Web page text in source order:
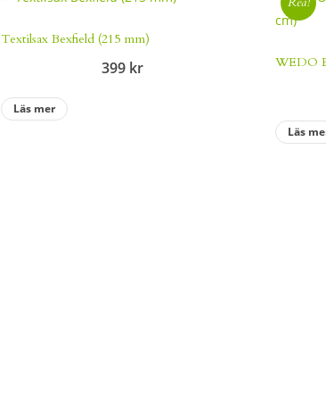
Textilsax Bexfield (215 mm)
399 kr
Läs mer
WEDO
Läs